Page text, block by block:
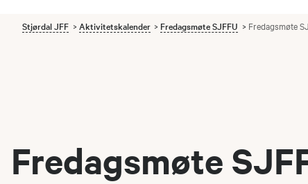
Stjørdal JFF Aktivitetskalender Fredagsmøte SJFFU Fredagsmøte
Fredagsmøte